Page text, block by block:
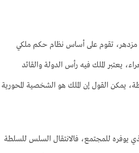
مزدهر، تقوم على أساس نظام حكم ملكي
يعتبر الملك فيه رأس الدولة والقائد
يمكن القول إن الملك هو الشخصية المحورية
يوفره للمجتمع، فالانتقال السلس للسلطة